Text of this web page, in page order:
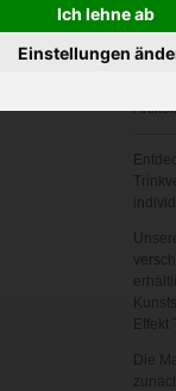
Ich lehne ab
Einstellungen
Effekt
Die